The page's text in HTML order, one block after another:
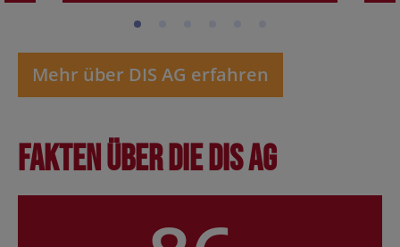
Mehr über DIS AG erfahren
Fakten über die DIS AG